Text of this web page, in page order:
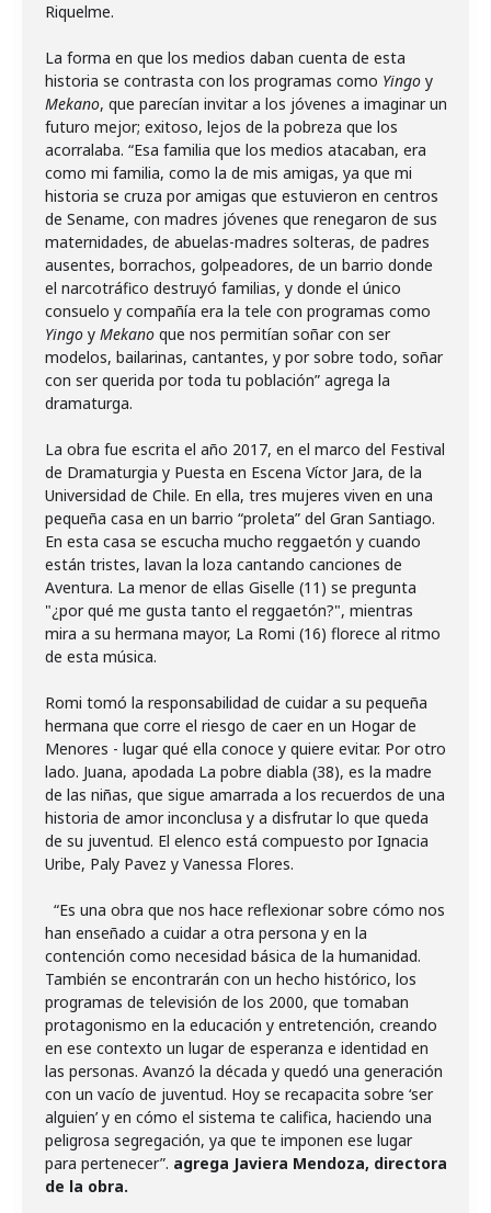
Riquelme.
La forma en que los medios daban cuenta de esta
historia se contrasta con los programas como Yingo y
Mekano, que parecían invitar a los jóvenes a imaginar un
futuro mejor; exitoso, lejos de la pobreza que los
acorralaba. “Esa familia que los medios atacaban, era
como mi familia, como la de mis amigas, ya que mi
historia se cruza por amigas que estuvieron en centros
de Sename, con madres jóvenes que renegaron de sus
maternidades, de abuelas-madres solteras, de padres
ausentes, borrachos, golpeadores, de un barrio donde
el narcotráfico destruyó familias, y donde el único
consuelo y compañía era la tele con programas como
Yingo y Mekano que nos permitían soñar con ser
modelos, bailarinas, cantantes, y por sobre todo, soñar
con ser querida por toda tu población” agrega la
dramaturga.
La obra fue escrita el año 2017, en el marco del Festival
de Dramaturgia y Puesta en Escena Víctor Jara, de la
Universidad de Chile. En ella, tres mujeres viven en una
pequeña casa en un barrio “proleta” del Gran Santiago.
En esta casa se escucha mucho reggaetón y cuando
están tristes, lavan la loza cantando canciones de
Aventura. La menor de ellas Giselle (11) se pregunta
"¿por qué me gusta tanto el reggaetón?", mientras
mira a su hermana mayor, La Romi (16) florece al ritmo
de esta música.
Romi tomó la responsabilidad de cuidar a su pequeña
hermana que corre el riesgo de caer en un Hogar de
Menores - lugar qué ella conoce y quiere evitar. Por otro
lado. Juana, apodada La pobre diabla (38), es la madre
de las niñas, que sigue amarrada a los recuerdos de una
historia de amor inconclusa y a disfrutar lo que queda
de su juventud. El elenco está compuesto por Ignacia
Uribe, Paly Pavez y Vanessa Flores.
“Es una obra que nos hace reflexionar sobre cómo nos
han enseñado a cuidar a otra persona y en la
contención como necesidad básica de la humanidad.
También se encontrarán con un hecho histórico, los
programas de televisión de los 2000, que tomaban
protagonismo en la educación y entretención, creando
en ese contexto un lugar de esperanza e identidad en
las personas. Avanzó la década y quedó una generación
con un vacío de juventud. Hoy se recapacita sobre ‘ser
alguien’ y en cómo el sistema te califica, haciendo una
peligrosa segregación, ya que te imponen ese lugar
para pertenecer”. agrega Javiera Mendoza, directora
de la obra.